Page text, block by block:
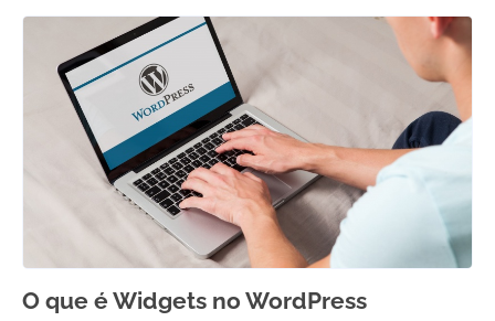
O que é Widgets no WordPress